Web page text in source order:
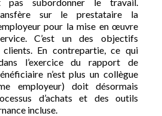
sur le prestataire la
pour la mise en œuvre
C’est un des objectifs
En contrepartie, ce qui
l’exercice du rapport de
n’est plus un collègue
employeur) doit désormais
d’achats et des outils
incluse.